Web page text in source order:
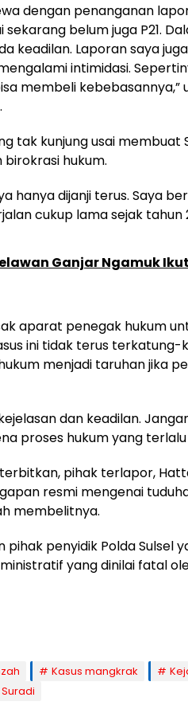
dengan penanganan
sekarang belum juga P21.
keadilan. Laporan saya
intimidasi.
membeli kebebasannya,”
tak kunjung usai membuat
hukum.
hanya dijanji terus. Saya
cukup lama sejak tahun
Ganjar Ngamuk
aparat penegak hukum
ini tidak terus
menjadi taruhan jika
dan keadilan.
proses hukum yang terlalu
pihak terlapor,
resmi mengenai
membelitnya.
pihak penyidik Polda
yang dinilai fatal
Kasus mangkrak
Suradi